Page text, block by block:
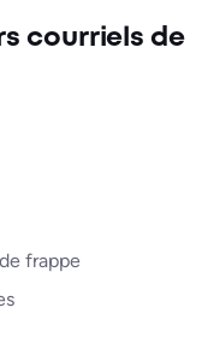
courriels de
frappe